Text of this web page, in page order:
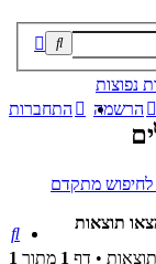
נפוצות
התחברות
הרשמה
לחיפוש מתקדם
1 מתוך 1
תוצאות